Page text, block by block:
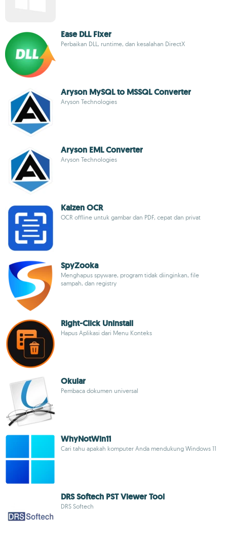
Ease DLL Fixer
Perbaikan DLL, runtime, dan kesalahan DirectX
Aryson MySQL to MSSQL Converter
Aryson Technologies
Aryson EML Converter
Aryson Technologies
Kaizen OCR
OCR offline untuk gambar dan PDF, cepat dan privat
SpyZooka
Menghapus spyware, program tidak diinginkan, file
sampah, dan registry
Right-Click Uninstall
Hapus Aplikasi dari Menu Konteks
Okular
Pembaca dokumen universal
WhyNotWin11
Cari tahu apakah komputer Anda mendukung Windows 11
DRS Softech PST Viewer Tool
DRS Softech